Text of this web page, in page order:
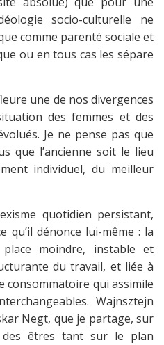
socio-culturelle ne
comme parenté sociale et
ou en tous cas les sépare
une de nos divergences
des femmes et des
Je ne pense pas que
que l’ancienne soit le lieu
individuel, du meilleur
quotidien persistant,
qu’il dénonce lui-même : la
moindre, instable et
du travail, et liée à
consommatoire qui assimile
Wajnsztejn
Negt, que je partage, sur
êtres tant sur le plan